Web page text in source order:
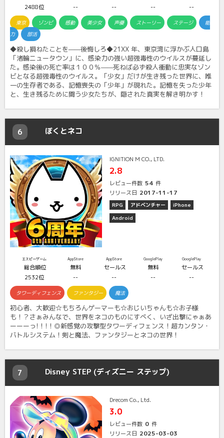
2488位
--
--
--
--
東京 ゾンビ 感動 美少女 声優 ストーリー ステージ
能
力
部活
◆殺し損ねたことを——後悔しろ◆21XX 年、東京湾に浮かぶ人口島
「渚輪ニュータウン」に、感染力の強い超強毒性のウイルスが蔓延し
た。感染後の死亡率は１００％——死ねば必ず殺人衝動に忠実なゾン
ビとなる超強毒性のウイルス。「少女」だけが生き残った世界に、唯
一の生存者である、記憶喪失の「少年」が現れた。記憶を失った少年
と、生き残るために闘う少女たちが、隠された真実を解き明かす！
6 ぼくとネコ
IGNITION M CO., LTD.
2.8
レビュー件数 54 件
リリース日 2017-11-17
RPG アドベンチャー
iPhone
Android
エスピーゲーム
総合順位
2532位
AppStore
無料
--
AppStore
セールス
--
GooglePlay
無料
--
GooglePlay
セールス
--
タワーディフェンス ファンタジー 魔法
初心者、大歓迎☆もちろんゲーマーも☆おじいちゃんも☆お子様
も！？さぁみんなで、世界をネコのものにすべく、いざ出撃にゃぁあ
ーーーっ!！!！◎新感覚の攻撃型タワーディフェンス！超カンタン・
バトルシステム！剣と魔法、ファンタジーとネコの世界！
7 Disney STEP (ディズニー ステップ)
Drecom Co., Ltd.
3.0
レビュー件数 0 件
リリース日 2025-03-03